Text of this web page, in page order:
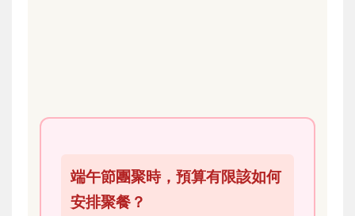
端午節團聚時，預算有限該如何
安排聚餐？